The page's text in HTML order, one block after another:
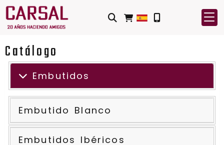
Catálogo
Embutidos
Embutido Blanco
Embutidos Ibéricos